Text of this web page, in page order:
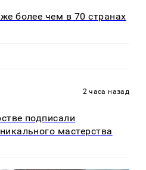
более чем в 70 странах
2 часа назад
подписали
мастерства